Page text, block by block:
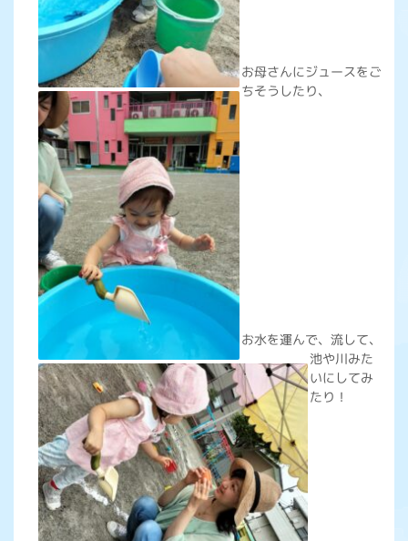
お母さんにジュースをご
ちそうしたり、
お水を運んで、流して、
池や川みた
いにしてみ
たり！